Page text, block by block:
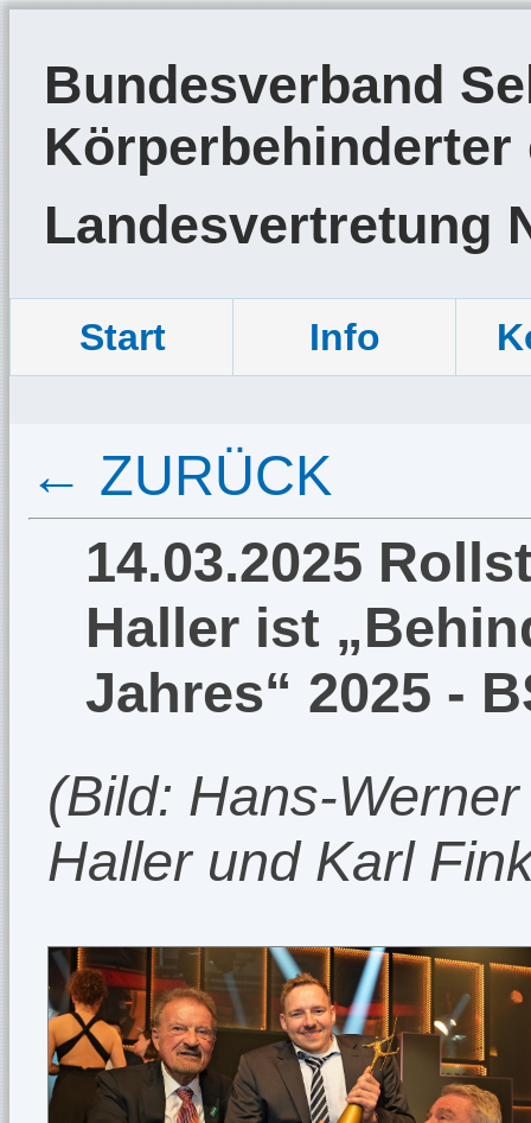
Bundesverband
Körperbehinderter
Landesvertretung
Start Info
← ZURÜCK
14.03.2025
Haller ist
Jahres“ 2025 -
(Bild: Hans-
Haller und Karl